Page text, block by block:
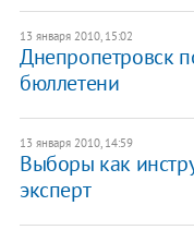
13 января 2010, 15:02
Днепропетровск
бюллетени
13 января 2010, 14:59
Выборы как
эксперт